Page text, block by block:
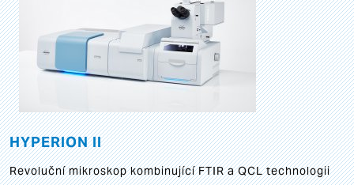
HYPERION II
Revoluční mikroskop kombinující FTIR a QCL technologii